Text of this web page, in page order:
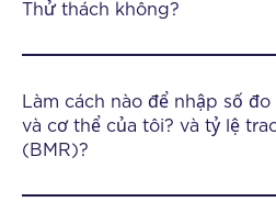
Thử thách không?
Làm cách nào để nhập số
và cơ thể của tôi? và tỷ lệ
(BMR)?